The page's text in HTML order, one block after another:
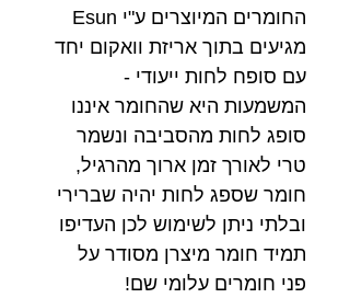
החומרים המיוצרים ע"י Esun
מגיעים בתוך אריזת וואקום יחד
עם סופח לחות ייעודי -
המשמעות היא שהחומר איננו
סופג לחות מהסביבה ונשמר
טרי לאורך זמן ארוך מהרגיל,
חומר שספג לחות יהיה שברירי
ובלתי ניתן לשימוש לכן העדיפו
תמיד חומר מיצרן מסודר על
פני חומרים עלומי שם!